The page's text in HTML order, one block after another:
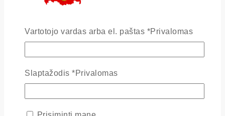
Vartotojo vardas arba el. paštas *Privalomas
Slaptažodis *Privalomas